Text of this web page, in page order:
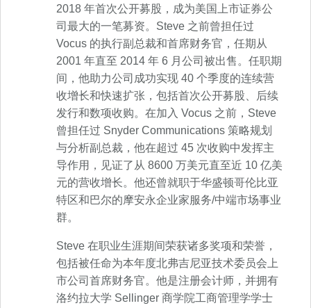
2018 年首次公开募股，成为美国上市证券公
司最大的一笔募资。Steve 之前曾担任过
Vocus 的执行副总裁和首席财务官，任期从
2001 年直至 2014 年 6 月公司被出售。任职期
间，他助力公司成功实现 40 个季度的连续营
收增长和快速扩张，包括首次公开募股、后续
发行和数项收购。在加入 Vocus 之前，Steve
曾担任过 Snyder Communications 策略规划
与分析副总裁，他在超过 45 次收购中发挥主
导作用，见证了从 8600 万美元直至近 10 亿美
元的营收增长。他还曾就职于华盛顿哥伦比亚
特区和巴尔的摩安永企业家服务/中端市场事业
群。
Steve 在职业生涯期间荣获诸多奖项和荣誉，
包括被任命为本年度北弗吉尼亚技术委员会上
市公司首席财务官。他是注册会计师，并拥有
洛约拉大学 Sellinger 商学院工商管理学学士